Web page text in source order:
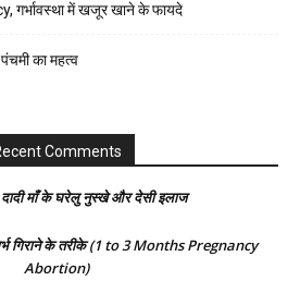
गर्भावस्था में खजूर खाने के फायदे
का महत्व
Comments
दादी माँ के घरेलु नुस्खे और देसी इलाज
गिराने के तरीके (1 to 3 Months Pregnancy
Abortion)